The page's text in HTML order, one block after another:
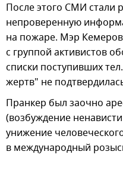
После этого СМИ стали
непроверенную
на пожаре. Мэр
с группой активистов
списки поступивших
жертв" не
Пранкер был заочно
(возбуждение
унижение
в международный